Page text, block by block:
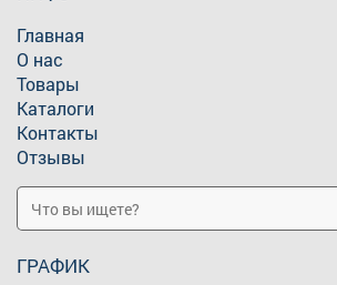
Главная
О нас
Товары
Каталоги
Контакты
Отзывы
ГРАФИК